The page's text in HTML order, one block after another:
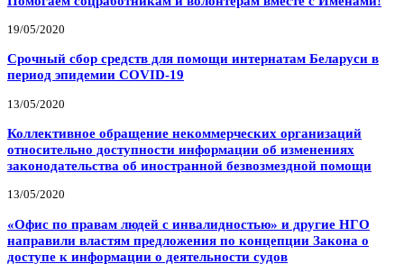
19/05/2020
Срочный сбор средств для помощи интернатам Беларуси в
период эпидемии COVID-19
13/05/2020
Коллективное обращение некоммерческих организаций
относительно доступности информации об изменениях
законодательства об иностранной безвозмездной помощи
13/05/2020
«Офис по правам людей с инвалидностью» и другие НГО
направили властям предложения по концепции Закона о
доступе к информации о деятельности судов